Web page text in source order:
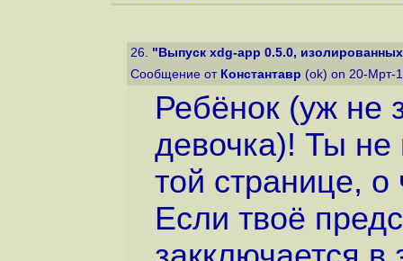
26. "Выпуск xdg-app 0.5.0,
Сообщение от Константавр (ok) on 20-Мрт-
Ребёнок (уж не
девочка)! Ты не
той странице,
Если твоё